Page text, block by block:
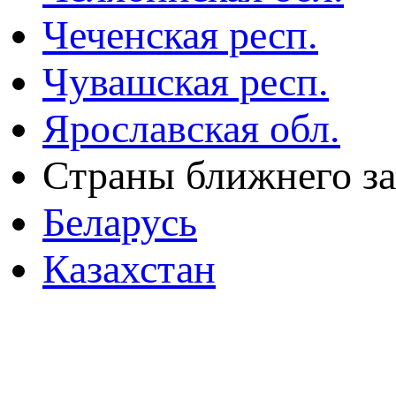
Чеченская респ.
Чувашская респ.
Ярославская обл.
Страны ближнего
Беларусь
Казахстан